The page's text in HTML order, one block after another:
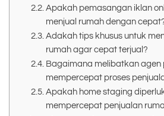
Apakah pemasangan iklan
menjual rumah dengan
Adakah tips khusus untuk
rumah agar cepat terjual?
Bagaimana melibatkan agen
mempercepat proses
Apakah home staging
mempercepat penjualan